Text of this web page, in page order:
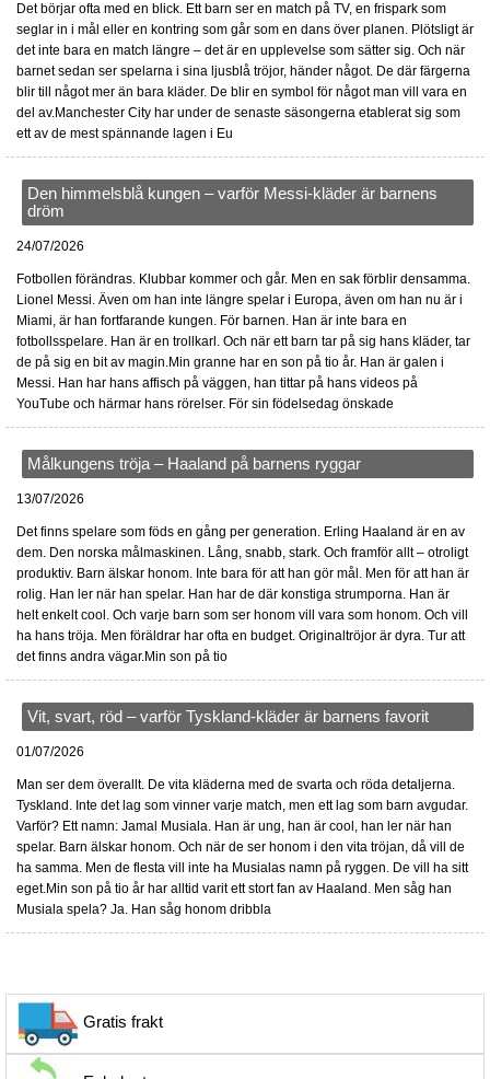
Det börjar ofta med en blick. Ett barn ser en match på TV, en frispark som
seglar in i mål eller en kontring som går som en dans över planen. Plötsligt är
det inte bara en match längre – det är en upplevelse som sätter sig. Och när
barnet sedan ser spelarna i sina ljusblå tröjor, händer något. De där färgerna
blir till något mer än bara kläder. De blir en symbol för något man vill vara en
del av.Manchester City har under de senaste säsongerna etablerat sig som
ett av de mest spännande lagen i Eu
Den himmelsblå kungen – varför Messi-kläder är barnens
dröm
24/07/2026
Fotbollen förändras. Klubbar kommer och går. Men en sak förblir densamma.
Lionel Messi. Även om han inte längre spelar i Europa, även om han nu är i
Miami, är han fortfarande kungen. För barnen. Han är inte bara en
fotbollsspelare. Han är en trollkarl. Och när ett barn tar på sig hans kläder, tar
de på sig en bit av magin.Min granne har en son på tio år. Han är galen i
Messi. Han har hans affisch på väggen, han tittar på hans videos på
YouTube och härmar hans rörelser. För sin födelsedag önskade
Målkungens tröja – Haaland på barnens ryggar
13/07/2026
Det finns spelare som föds en gång per generation. Erling Haaland är en av
dem. Den norska målmaskinen. Lång, snabb, stark. Och framför allt – otroligt
produktiv. Barn älskar honom. Inte bara för att han gör mål. Men för att han är
rolig. Han ler när han spelar. Han har de där konstiga strumporna. Han är
helt enkelt cool. Och varje barn som ser honom vill vara som honom. Och vill
ha hans tröja. Men föräldrar har ofta en budget. Originaltröjor är dyra. Tur att
det finns andra vägar.Min son på tio
Vit, svart, röd – varför Tyskland-kläder är barnens favorit
01/07/2026
Man ser dem överallt. De vita kläderna med de svarta och röda detaljerna.
Tyskland. Inte det lag som vinner varje match, men ett lag som barn avgudar.
Varför? Ett namn: Jamal Musiala. Han är ung, han är cool, han ler när han
spelar. Barn älskar honom. Och när de ser honom i den vita tröjan, då vill de
ha samma. Men de flesta vill inte ha Musialas namn på ryggen. De vill ha sitt
eget.Min son på tio år har alltid varit ett stort fan av Haaland. Men såg han
Musiala spela? Ja. Han såg honom dribbla
Gratis frakt